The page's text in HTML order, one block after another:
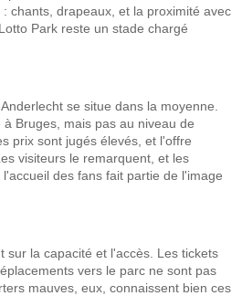
chants, drapeaux, et la proximité avec
Park reste un stade chargé
se situe dans la moyenne.
Bruges, mais pas au niveau de
prix sont jugés élevés, et l'offre
visiteurs le remarquent, et les
des fans fait partie de l'image
sur la capacité et l'accès. Les tickets
vers le parc ne sont pas
mauves, eux, connaissent bien ces